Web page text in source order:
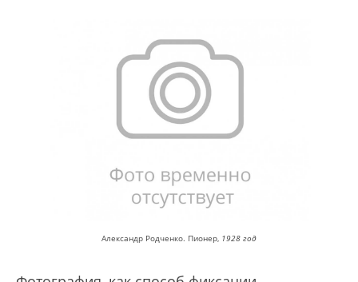
Александр Родченко. Пионер, 1928 год